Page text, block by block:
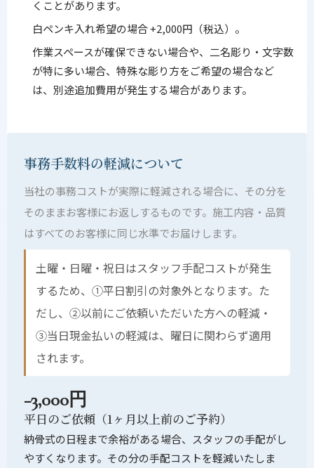
くことがあります。
白ペンキ入れ希望の場合 +2,000円（税込）。
作業スペースが確保できない場合や、二名彫り・文字数
が特に多い場合、特殊な彫り方をご希望の場合など
は、別途追加費用が発生する場合があります。
事務手数料の軽減について
当社の事務コストが実際に軽減される場合に、その分を
そのままお客様にお返しするものです。施工内容・品質
はすべてのお客様に同じ水準でお届けします。
土曜・日曜・祝日はスタッフ手配コストが発生
するため、①平日割引の対象外となります。た
だし、②以前にご依頼いただいた方への軽減・
③当日現金払いの軽減は、曜日に関わらず適用
されます。
−3,000円
平日のご依頼（1ヶ月以上前のご予約）
納骨式の日程まで余裕がある場合、スタッフの手配がし
やすくなります。その分の手配コストを軽減いたしま